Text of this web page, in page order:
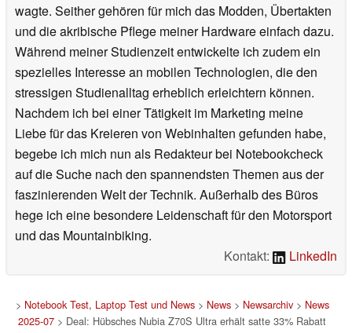
wagte. Seither gehören für mich das Modden, Übertakten
und die akribische Pflege meiner Hardware einfach dazu.
Während meiner Studienzeit entwickelte ich zudem ein
spezielles Interesse an mobilen Technologien, die den
stressigen Studienalltag erheblich erleichtern können.
Nachdem ich bei einer Tätigkeit im Marketing meine
Liebe für das Kreieren von Webinhalten gefunden habe,
begebe ich mich nun als Redakteur bei Notebookcheck
auf die Suche nach den spannendsten Themen aus der
faszinierenden Welt der Technik. Außerhalb des Büros
hege ich eine besondere Leidenschaft für den Motorsport
und das Mountainbiking.
Kontakt:
LinkedIn
> Notebook Test, Laptop Test und News> News> Newsarchiv> News
2025-07 > Deal: Hübsches Nubia Z70S Ultra erhält satte 33% Rabatt